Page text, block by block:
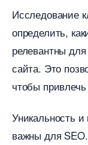
Исследование
определить,
релевантны
сайта.​ Это
чтобы
Уникальность и
ажны для SEO.